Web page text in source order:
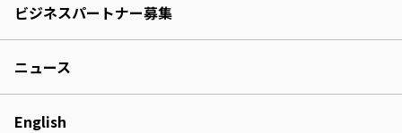
ビジネスパートナー募集
ニュース
English